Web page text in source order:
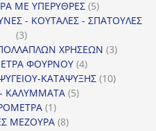
προϊόν
ΜΕ ΥΠΕΡΥΘΡΕΣ 55
προϊόντα
- ΚΟΥΤΑΛΕΣ - ΣΠΑΤΟΥΛΕΣ
33
προϊόνταΧΡΗΣΕΩΝ 33
ΦΟΥΡΝΟΥ 44
προϊόντα
ΚΑΤΑΨΥΞΗΣ 1010
ΚΑΛΥΜΜΑΤΑ 55
11
προϊόν
ΜΕΖΟΥΡΑ 88